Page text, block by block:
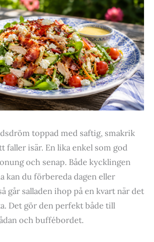
toppad med saftig, smakrik
faller isär. En lika enkel som god
och senap. Både kycklingen
kan du förbereda dagen eller
går salladen ihop på en kvart när det
Det gör den perfekt både till
och buffébordet.